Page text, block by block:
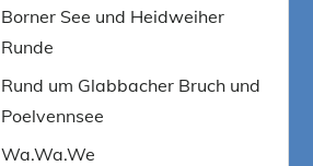
Borner See und Heidweiher
Runde
Rund um Glabbacher Bruch und
Poelvennsee
Wa.Wa.We